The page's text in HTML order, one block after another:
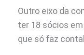
Outro eixo da
ter 18 sócios
que só faz